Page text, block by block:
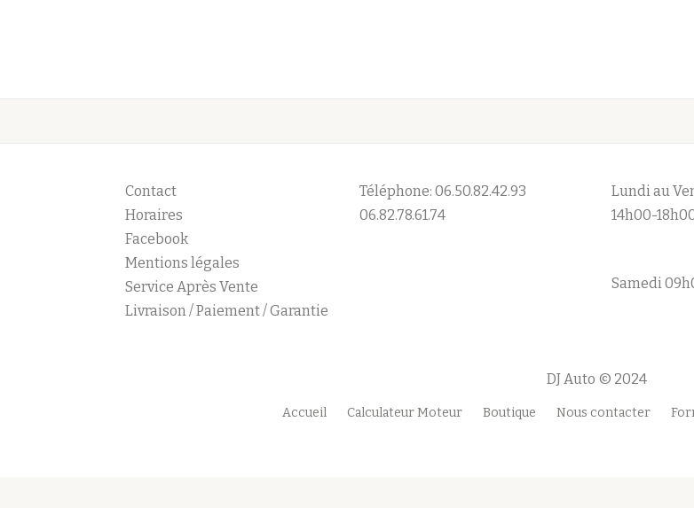
Contact
Horaires
Facebook
Mentions légales
Service Après Vente
Livraison / Paiement / Garantie
Téléphone: 06.50.82.42.93
06.82.78.61.74
Lundi au
14h00-
Samedi
DJ Auto © 2024
Accueil Calculateur Moteur Boutique Nous contacter